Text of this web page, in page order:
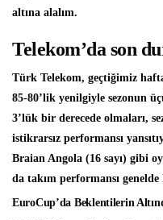
altına alalım.
Telekom’da son
Türk Telekom, geçtiğimiz
85-80’lik yenilgiyle sezonun
3’lük bir derecede olmaları,
istikrarsız performansı
Braian Angola (16 sayı) gibi
da takım performansı genelde
EuroCup’da Beklentilerin